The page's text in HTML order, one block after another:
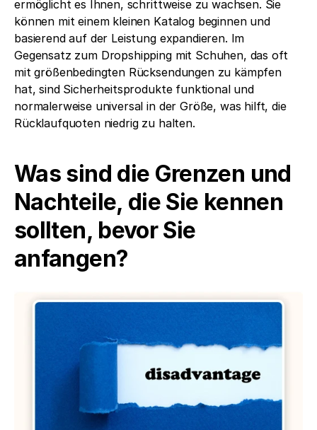
ermöglicht es Ihnen, schrittweise zu wachsen. Sie
können mit einem kleinen Katalog beginnen und
basierend auf der Leistung expandieren. Im
Gegensatz zum Dropshipping mit Schuhen, das oft
mit größenbedingten Rücksendungen zu kämpfen
hat, sind Sicherheitsprodukte funktional und
normalerweise universal in der Größe, was hilft, die
Rücklaufquoten niedrig zu halten.
Was sind die Grenzen und
Nachteile, die Sie kennen
sollten, bevor Sie
anfangen?